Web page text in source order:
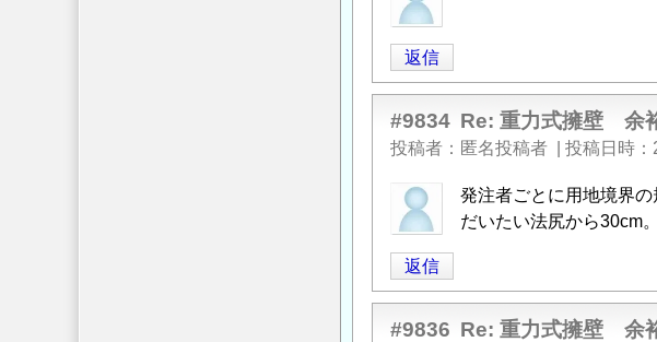
て
へ
の
返
信
擁
壁
余
裕
幅
つ
い
て
へ
の
返
返信
#9834 Re: 重力式擁壁 余
投稿者 匿名投稿者 投稿日時
発注者ごとに用地境界の
だいたい法尻から30cm。
返信
#9836 Re: 重力式擁壁 余